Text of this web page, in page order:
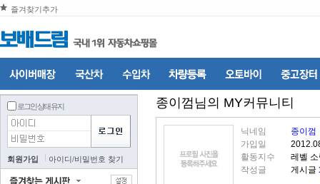
즐겨찾기추가
로그인 상태 유지
회원가입 아이디/비밀번호 찾기
종이껌 님의 MY커뮤니티
닉네임
종이껌
가입일
활동지수
레벨
작성글
게시글